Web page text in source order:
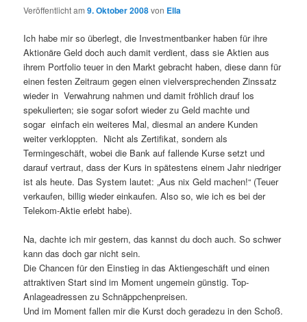
Veröffentlicht am9. Oktober 2008von Ella
Ich habe mir so überlegt, die Investmentbanker haben für ihre
Aktionäre Geld doch auch damit verdient, dass sie Aktien aus
ihrem Portfolio teuer in den Markt gebracht haben, diese dann für
einen festen Zeitraum gegen einen vielversprechenden Zinssatz
wieder in Verwahrung nahmen und damit fröhlich drauf los
spekulierten; sie sogar sofort wieder zu Geld machte und
sogar einfach ein weiteres Mal, diesmal an andere Kunden
weiter verkloppten. Nicht als Zertifikat, sondern als
Termingeschäft, wobei die Bank auf fallende Kurse setzt und
darauf vertraut, dass der Kurs in spätestens einem Jahr niedriger
ist als heute. Das System lautet: „Aus nix Geld machen!“ (Teuer
verkaufen, billig wieder einkaufen. Also so, wie ich es bei der
Telekom-Aktie erlebt habe).
Na, dachte ich mir gestern, das kannst du doch auch. So schwer
kann das doch gar nicht sein.
Die Chancen für den Einstieg in das Aktiengeschäft und einen
attraktiven Start sind im Moment ungemein günstig. Top-
Anlageadressen zu Schnäppchenpreisen.
Und im Moment fallen mir die Kurst doch geradezu in den Schoß.